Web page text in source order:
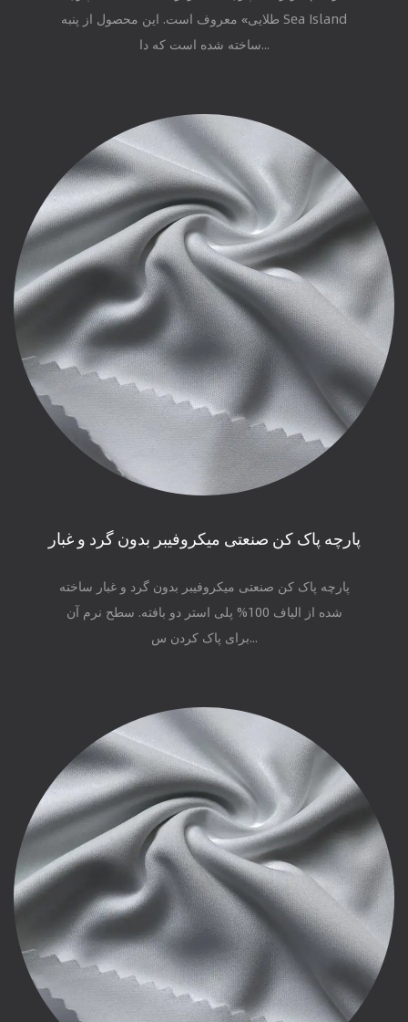
طلایی» معروف است. این محصول از پنبه Sea Island
ساخته شده است که دا...
پارچه پاک کن صنعتی میکروفیبر بدون گرد و غبار
پارچه پاک کن صنعتی میکروفیبر بدون گرد و غبار ساخته
شده از الیاف 100% پلی استر دو بافته. سطح نرم آن
برای پاک کردن س...